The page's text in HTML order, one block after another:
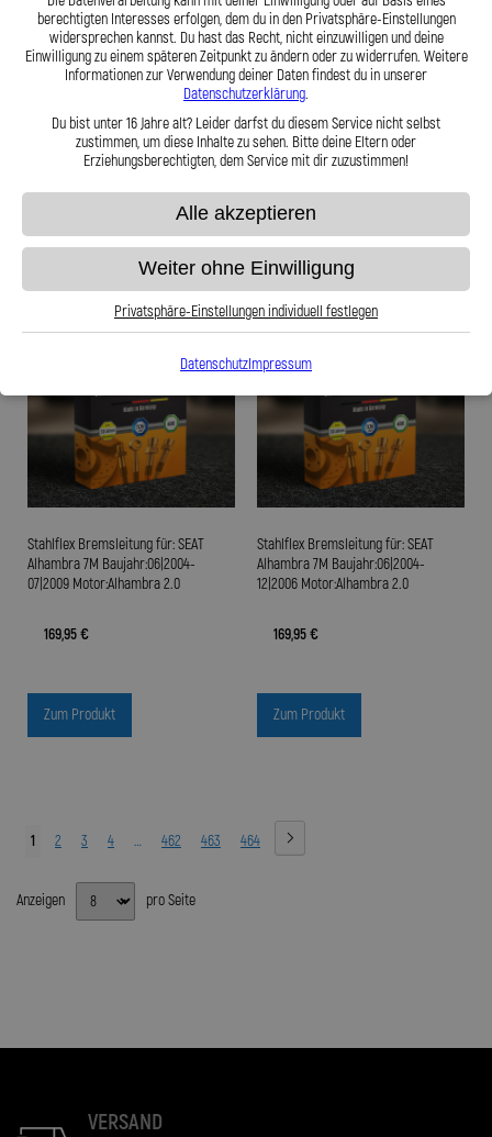
Stahlflex Bremsleitung für: SEAT
Alhambra 7M Baujahr:01|2003-01|2005
Motor:Alhambra 2.0
169,95 €
Stahlflex Bremsleitung für: SEAT
Alhambra 7M Baujahr:01|2005-07|2009
Motor:Alhambra 2.0
169,95 €
Zum Produkt
Stahlflex Bremsleitung für: SEAT
Alhambra 7M Baujahr:06|2004-
07|2009 Motor:Alhambra 2.0
169,95 €
Zum Produkt
Stahlflex Bremsleitung für: SEAT
Alhambra 7M Baujahr:06|2004-
12|2006 Motor:Alhambra 2.0
169,95 €
Zum Produkt
1 2 3 4 … 462 463 464
Anzeigen pro Seite
VERSAND
berechtigten Interesses erfolgen, dem du in den Privatsphäre-Einstellungen
widersprechen kannst. Du hast das Recht, nicht einzuwilligen und deine
Einwilligung zu einem späteren Zeitpunkt zu ändern oder zu widerrufen. Weitere
Informationen zur Verwendung deiner Daten findest du in unserer
Datenschutzerklärung.
Du bist unter 16 Jahre alt? Leider darfst du diesem Service nicht selbst
zustimmen, um diese Inhalte zu sehen. Bitte deine Eltern oder
Erziehungsberechtigten, dem Service mit dir zuzustimmen!
Alle akzeptieren
Weiter ohne Einwilligung
Privatsphäre-Einstellungen individuell festlegen
DatenschutzImpressum